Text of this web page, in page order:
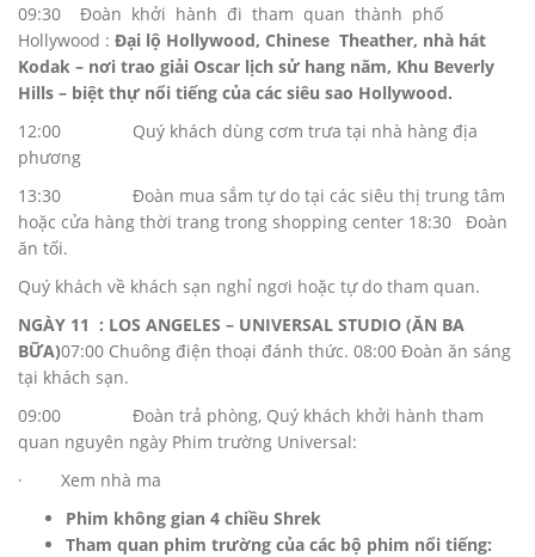
09:30 Đoàn khởi hành đi tham quan thành phố
Hollywood : Đại lộ Hollywood, Chinese Theather, nhà hát
Kodak – nơi trao giải Oscar lịch sử hang năm, Khu Beverly
Hills – biệt thự nổi tiếng của các siêu sao Hollywood.
12:00 Quý khách dùng cơm trưa tại nhà hàng địa
phương
13:30 Đoàn mua sắm tự do tại các siêu thị trung tâm
hoặc cửa hàng thời trang trong shopping center 18:30 Đoàn
ăn tối.
Quý khách về khách sạn nghỉ ngơi hoặc tự do tham quan.
NGÀY 11 : LOS ANGELES – UNIVERSAL STUDIO (ĂN BA
BỮA)07:00 Chuông điện thoại đánh thức. 08:00 Đoàn ăn sáng
tại khách sạn.
09:00 Đoàn trả phòng, Quý khách khởi hành tham
quan nguyên ngày Phim trường Universal:
· Xem nhà ma
Phim không gian 4 chiều Shrek
Tham quan phim trường của các bộ phim nổi tiếng: